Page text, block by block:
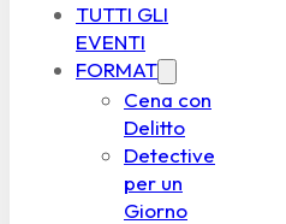
TUTTI GLI
EVENTI
FORMAT
Cena con
Delitto
Detective
per un
Giorno